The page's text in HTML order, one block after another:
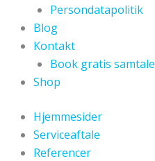
Persondatapolitik
Blog
Kontakt
Book gratis samtale
Shop
Hjemmesider
Serviceaftale
Referencer